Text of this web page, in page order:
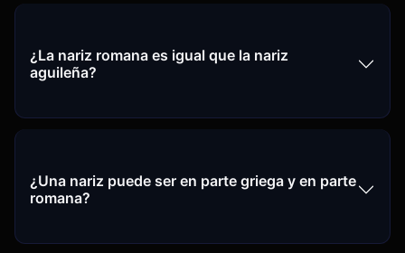
¿La nariz romana es igual que la nariz
aguileña?
¿Una nariz puede ser en parte griega y en parte
romana?